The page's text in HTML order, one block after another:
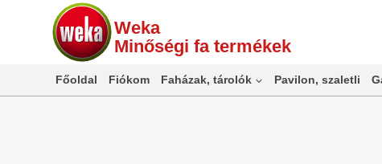
Weka
Minőségi fa termékek
Főoldal Fiókom Faházak, tárolók Pavilon, szaletli